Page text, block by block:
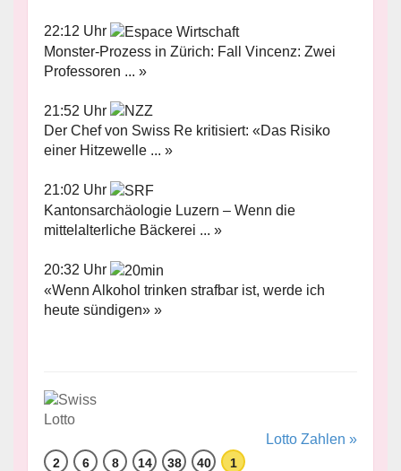
22:12 Uhr
Monster-Prozess in Zürich: Fall Vincenz: Zwei
Professoren ... »
21:52 Uhr
Der Chef von Swiss Re kritisiert: «Das Risiko
einer Hitzewelle ... »
21:02 Uhr
Kantonsarchäologie Luzern – Wenn die
mittelalterliche Bäckerei ... »
20:32 Uhr
«Wenn Alkohol trinken strafbar ist, werde ich
heute sündigen» »
Lotto Zahlen »
2 6 8 14 38 40 1